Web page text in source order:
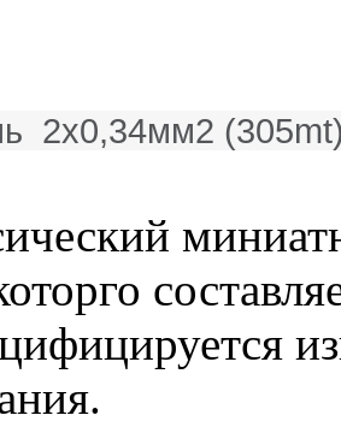
2х0,34мм2